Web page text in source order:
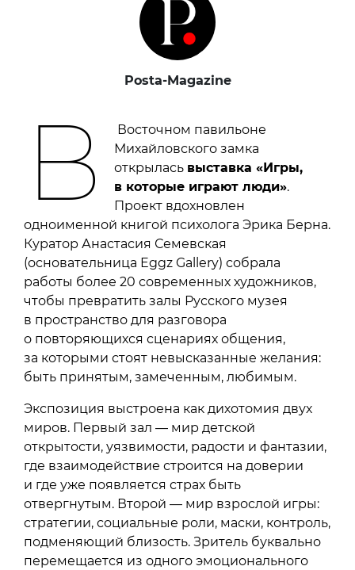
Posta-Magazine
В
Восточном павильоне
Михайловского замка
открылась выставка «Игры,
в которые играют люди».
Проект вдохновлен
одноименной книгой психолога Эрика Берна.
Куратор Анастасия Семевская
(основательница Eggz Gallery) собрала
работы более 20 современных художников,
чтобы превратить залы Русского музея
в пространство для разговора
о повторяющихся сценариях общения,
за которыми стоят невысказанные желания:
быть принятым, замеченным, любимым.
Экспозиция выстроена как дихотомия двух
миров. Первый зал — мир детской
открытости, уязвимости, радости и фантазии,
где взаимодействие строится на доверии
и где уже появляется страх быть
отвергнутым. Второй — мир взрослой игры:
стратегии, социальные роли, маски, контроль,
подменяющий близость. Зритель буквально
перемещается из одного эмоционального